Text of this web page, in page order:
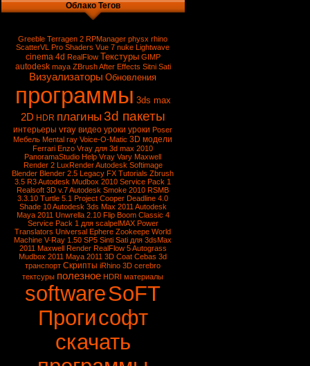
Облако Тегов
Greeble Terragen 2 RPManager physx rhino
ScatterVL Pro Shaders Vue 7 nuke Lightwave
cinema 4d RealFlow Текстуры GIMP
autodesk maya ZBrushAfter Effects Sitni Sati
Визуализаторы Обновления
программы 3ds max
2D HDR плагины 3d пакеты
интерьеры vray видео уроки уроки Poser
Мебель Mental ray Voice-O-Matic 3D модели
Ferrari Enzo Vray для 3d max 2010
PanoramaStudio Help Vray Vary Maxwell
Render 2 LuxRenderAutodesk Softimage
Blender Blender 2.5 Legacy FX Tutorials Zbrush
3.5 R3 Autodesk Mudbox 2010 Service Pack 1
Realsoft 3D v.7 Autodesk Smoke 2010 RSMB
3.3.10 Turtle 5.1 Project Cooper Deadline 4.0
Shade 10Autodesk 3ds Max 2011 Autodesk
Maya 2011 Unwrella 2.10 Flip Boom Classic 4
Service Pack 1 для scalpelMAX Power
Translators Universal Ephere Zookeepe World
Machine V-Ray 1.50 SP5 Sinti Sati для 3dsMax
2011 Maxwell Render RealFlow 5Autograss
Mudbox 2011 Maya 2011 3D Coat Cebas 3d
транспорт Скрипты iRhino 3D cerebro
тектсуры полезное HDRI материалы
softwareSoFT
Прогисофт
скачать